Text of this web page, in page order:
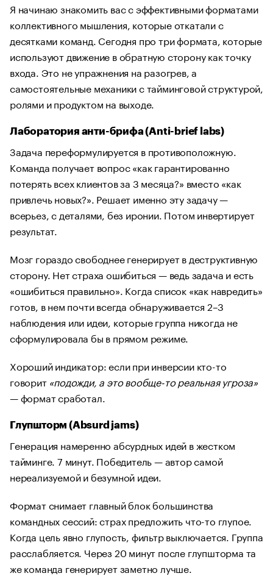
Я начинаю знакомить вас с эффективными форматами
коллективного мышления, которые откатали с
десятками команд. Сегодня про три формата, которые
используют движение в обратную сторону как точку
входа. Это не упражнения на разогрев, а
самостоятельные механики с тайминговой структурой,
ролями и продуктом на выходе.
Лаборатория анти-брифа (Anti-brief labs)
Задача переформулируется в противоположную.
Команда получает вопрос «как гарантированно
потерять всех клиентов за 3 месяца?» вместо «как
привлечь новых?». Решает именно эту задачу —
всерьез, с деталями, без иронии. Потом инвертирует
результат.
Мозг гораздо свободнее генерирует в деструктивную
сторону. Нет страха ошибиться — ведь задача и есть
«ошибиться правильно». Когда список «как навредить»
готов, в нем почти всегда обнаруживается 2–3
наблюдения или идеи, которые группа никогда не
сформулировала бы в прямом режиме.
Хороший индикатор: если при инверсии кто-то
говорит «подожди, а это вообще-то реальная угроза»
— формат сработал.
Глупшторм (Absurd jams)
Генерация намеренно абсурдных идей в жестком
тайминге. 7 минут. Победитель — автор самой
нереализуемой и безумной идеи.
Формат снимает главный блок большинства
командных сессий: страх предложить что-то глупое.
Когда цель явно глупость, фильтр выключается. Группа
расслабляется. Через 20 минут после глупшторма та
же команда генерирует заметно лучше.